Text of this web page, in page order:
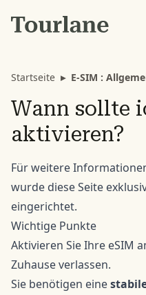
Startseite ▸ E-SIM :
Wann sollte
aktivieren?
Für weitere
wurde dieseSeite
eingerichtet.
Wichtige Punkte
Aktivieren Sie Ihre eSIM
Zuhause verlassen.
Sie benötigen eine